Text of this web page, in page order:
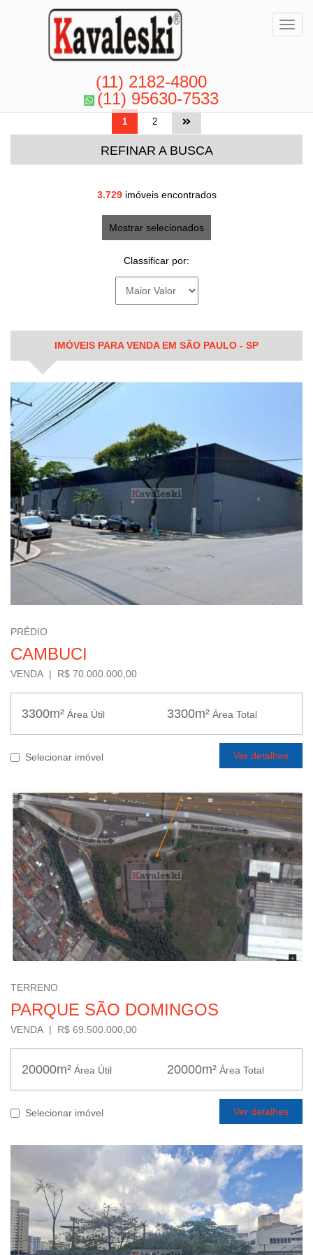
(11) 2182-4800
(11) 95630-7533
1 2
REFINAR A BUSCA
3.729imóveis encontrados
Mostrar selecionados
Classificar por:
IMÓVEIS PARA VENDA EM SÃO PAULO - SP
PRÉDIO
CAMBUCI
VENDA | R$ 70.000.000,00
3300m² Área Útil 3300m² Área Total
Selecionar imóvel Ver detalhes
TERRENO
PARQUE SÃO DOMINGOS
VENDA | R$ 69.500.000,00
20000m² Área Útil 20000m² Área Total
Selecionar imóvel Ver detalhes